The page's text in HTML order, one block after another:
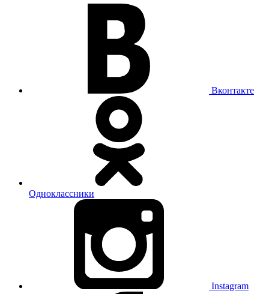
Вконтакте
Одноклассники
Instagram